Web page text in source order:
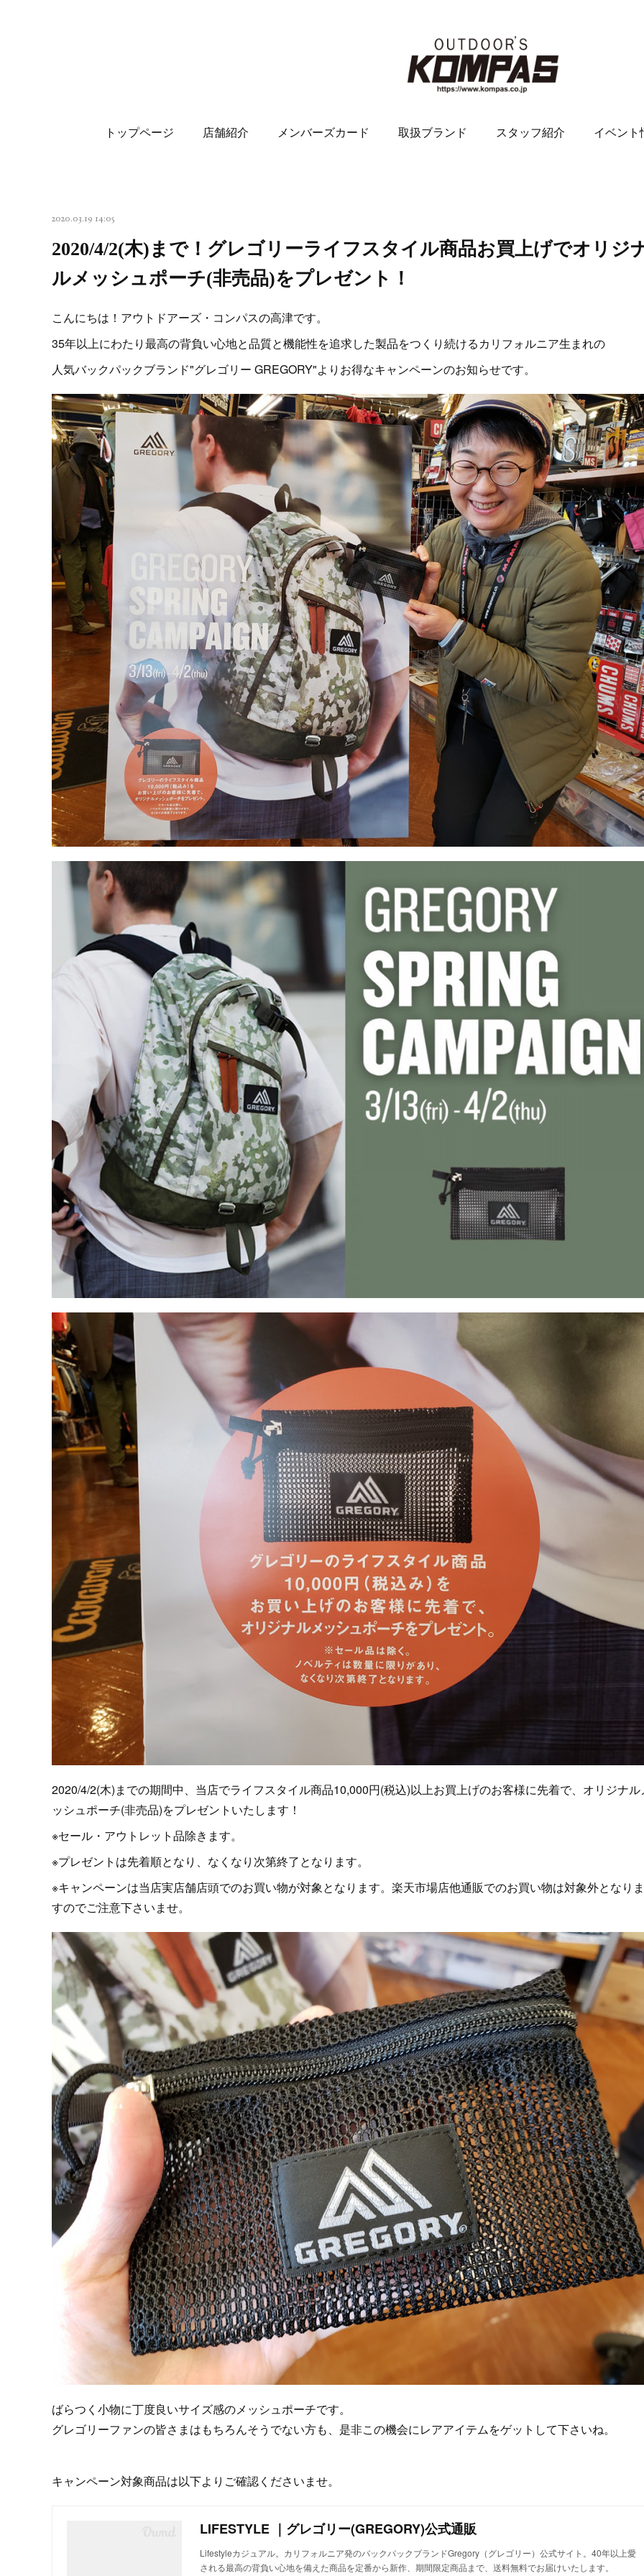
トップページ 店舗紹介 メンバーズカード 取扱ブランド スタッフ紹介 イベント
2020.03.19 14:05
2020/4/2(木)まで！グレゴリーライフスタイル商品お買上げでオリジ
ルメッシュポーチ(非売品)をプレゼント！
こんにちは！アウトドアーズ・コンパスの高津です。
35年以上にわたり最高の背負い心地と品質と機能性を追求した製品をつくり続けるカリフォルニア生まれの
人気バックパックブランド"グレゴリー GREGORY"よりお得なキャンペーンのお知らせです。
2020/4/2(木)までの期間中、当店でライフスタイル商品10,000円(税込)以上お買上げのお客様に先着で、オリジナル
ッシュポーチ(非売品)をプレゼントいたします！
※セール・アウトレット品除きます。
※プレゼントは先着順となり、なくなり次第終了となります。
※キャンペーンは当店実店舗店頭でのお買い物が対象となります。楽天市場店他通販でのお買い物は対象外となりま
すのでご注意下さいませ。
ばらつく小物に丁度良いサイズ感のメッシュポーチです。
グレゴリーファンの皆さまはもちろんそうでない方も、是非この機会にレアアイテムをゲットして下さいね。
キャンペーン対象商品は以下よりご確認くださいませ。
LIFESTYLE ｜グレゴリー(GREGORY)公式通販
Lifestyleカジュアル。カリフォルニア発のバックパックブランドGregory（グレゴリー）公式サイト。40年以上愛
される最高の背負い心地を備えた商品を定番から新作、期間限定商品まで、送料無料でお届けいたします。